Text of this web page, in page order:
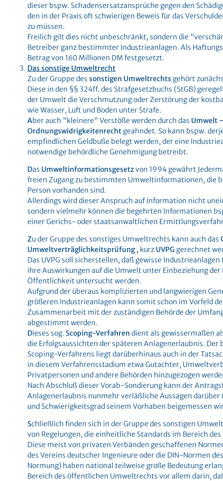
dieser bspw. Schadensersatzansprüche gegen den
den in der Praxis oft schwierigen Beweis für das
zu müssen.
Freilich gilt dies nicht unbeschränkt, sondern die
Betreiber ganz bestimmter Industrieanlagen. Als
Betrag von 160 Millionen DM festgesetzt.
Das sonstige Umweltrecht
Zu der Gruppe des sonstigen Umweltrechts gehört
Diese in den §§ 324ff. des Strafgesetzbuchs (StGB)
der Umwelt die Verschmutzung oder Zerstörung der
wie Wasser, Luft und Boden unter Strafe.
Aber auch "kleinere" Verstöße werden durch das Umwelt
Ordnungswidrigkeitenrecht geahndet. So kann bspw.
empfindlichen Geldbuße belegt werden, der eine
notwendige behördliche Genehmigung betreibt.
Das Umweltinformationsgesetzvon 1994 gewährt
freien Zugang zu bestimmten Umweltinformationen, die
Person vorhanden sind.
Allerdings wird dieser Anspruch auf Information nicht
sondern vielmehr können die begehrten Informationen
einer Gerichs- oder staatsanwaltlichen
Zu der Gruppe des sonstiges Umweltrechts kann auch das
Umweltverträglichkeitsprüfung , kurz UVPG gerechnet
Das UVPG soll sicherstellen, daß gewisse
ihre Auswirkungen auf die Umwelt unter Einbeziehung der
Öffentlichkeit untersucht werden.
Aufgrund der überaus komplizierten und langwierigen
größeren Industrieanlagen kann somit schon im Vorfeld
Zusammenarbeit mit der zuständigen Behörde der
abgestimmt werden.
Dieses sog. Scoping-Verfahren dient als gewissermaßen
die Erfolgsaussichten der späteren Anlagenerlaubnis. Der
Scoping-Verfahrens liegt darüberhinaus auch in der
in diesem Verfahrensstadium etwa Gutachter,
Privatpersonen und andere Behörden hinzugezogen
Nach Abschluß dieser Vorab-Sondierung kann der
Anlagenerlaubnis nunmehr verläßliche Aussagen
und Schwierigkeitsgrad seinem Vorhaben beigemessen
Schließlich finden sich in der Gruppe des sonstigen
von Regelungen, die einheitliche Standards im Bereich
Diese meist von privaten Verbänden geschaffenen
des Vereins deutscher Ingenieure oder die DIN-Normen
Normung) haben national teilweise große Bedeutung
Bereich des öffentlichen Umweltrechts vor allem darin,